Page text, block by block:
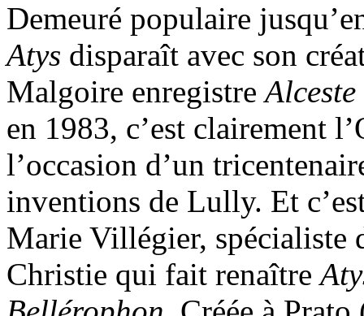
Demeuré populaire
Atys disparaît avec son
Malgoire enregistreAlceste
en 1983, c’est clairement
l’occasion d’un
inventions de Lully. Et
Marie Villégier,
Christie qui fait renaître